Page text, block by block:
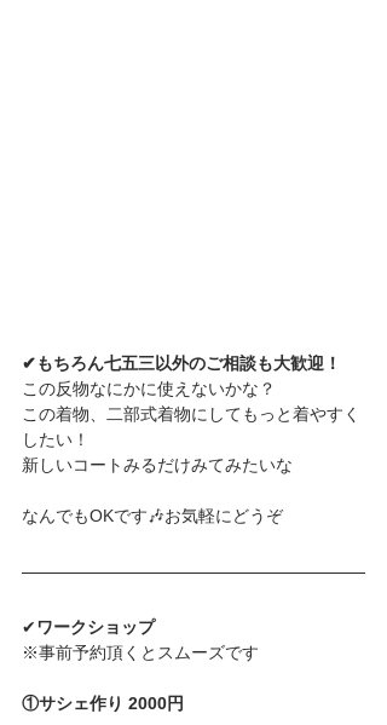
✔もちろん七五三以外のご相談も大歓迎！
この反物なにかに使えないかな？
この着物、二部式着物にしてもっと着やすく
したい！
新しいコートみるだけみてみたいな
なんでもOKです🎶お気軽にどうぞ
✔ ワークショップ
※事前予約頂くとスムーズです
①サシェ作り 2000円